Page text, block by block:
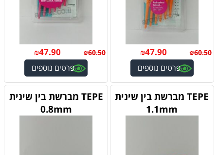
₪60.50
₪47.90
פרטים נוספים
₪60.50
₪47.90
פרטים נוספים
TEPE מברשת בין שינית
1.1mm
TEPE מברשת בין שינית
0.8mm